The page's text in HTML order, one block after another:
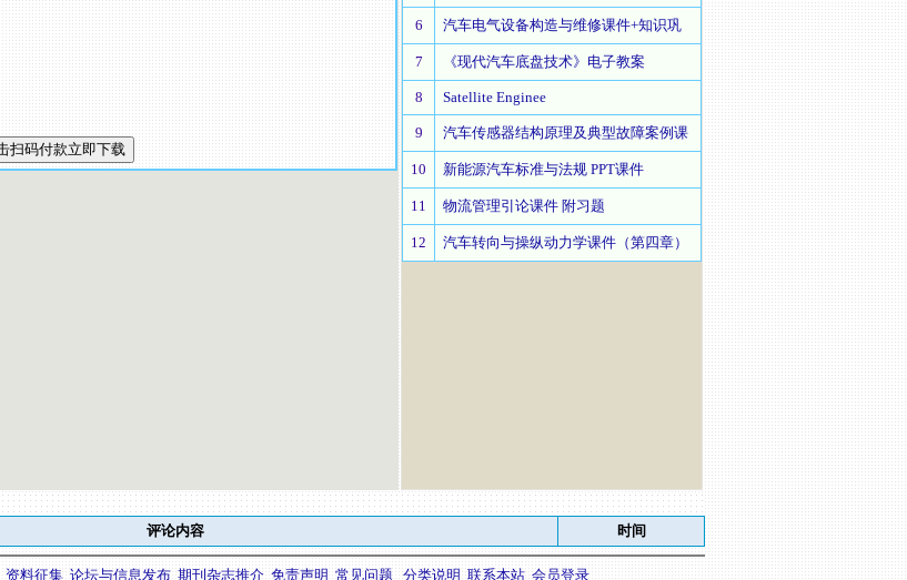
6 汽车电气设备构造与维修课件+知识巩
7 《现代汽车底盘技术》电子教案
8 Satellite Enginee
9 汽车传感器结构原理及典型故障案例课
10 新能源汽车标准与法规 PPT课件
11 物流管理引论课件 附习题
12 汽车转向与操纵动力学课件（第四章）
评论内容 时间
资料征集 论坛与信息发布 期刊杂志推介 免责声明 常见问题 分类说明 联系本站 会员登录